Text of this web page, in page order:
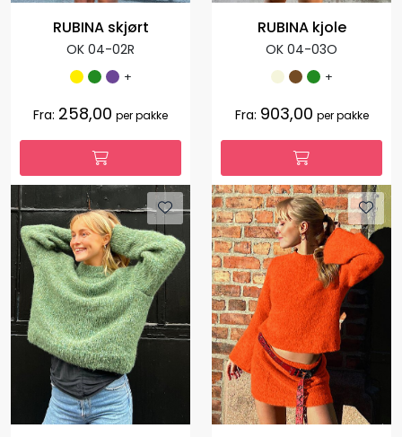
RUBINA skjørt
OK 04-02R
+
Fra: 258,00 per pakke
RUBINA kjole
OK 04-03O
+
Fra: 903,00 per pakke